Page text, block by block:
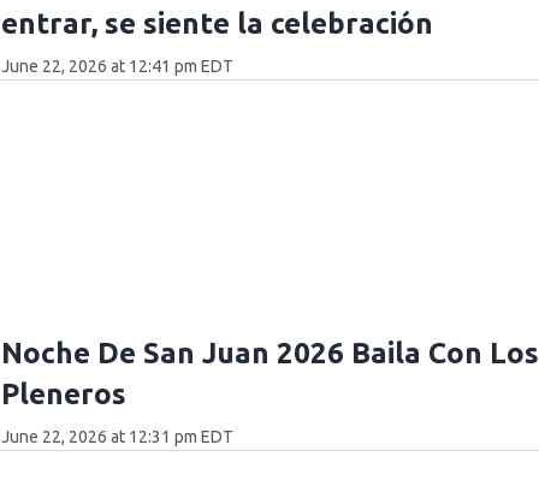
entrar, se siente la celebración
June 22, 2026 at 12:41 pm EDT
Noche De San Juan 2026 Baila Con Los
Pleneros
June 22, 2026 at 12:31 pm EDT